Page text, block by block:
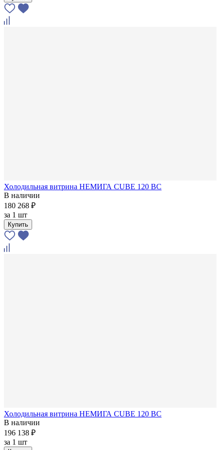
Холодильная витрина НЕМИГА CUBE 120 ВС
В наличии
180 268 ₽
за 1 шт
Купить
Холодильная витрина НЕМИГА CUBE 120 ВС
В наличии
196 138 ₽
за 1 шт